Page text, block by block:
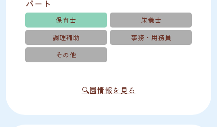
パート
保育士
栄養士
調理補助
事務・用務員
その他
🔍園情報を見る